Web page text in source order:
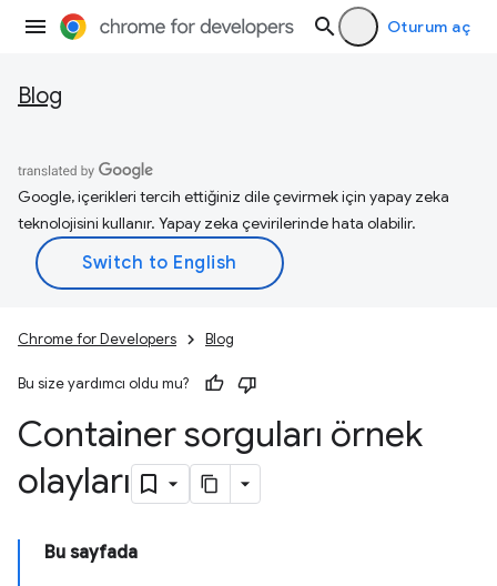
Oturum aç
Blog
Google, içerikleri tercih ettiğiniz dile çevirmek için yapay zeka
teknolojisini kullanır. Yapay zeka çevirilerinde hata olabilir.
Chrome for Developers Blog
Bu size yardımcı oldu mu?
Container sorguları örnek
olayları
Bu sayfada